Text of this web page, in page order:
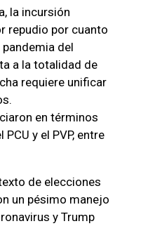
la incursión
repudio por cuanto
del
a la totalidad de
requiere unificar
en términos
PCU y el PVP, entre
de elecciones
un pésimo manejo
y Trump